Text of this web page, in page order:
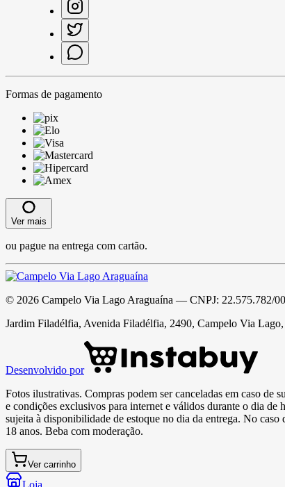
Formas de pagamento
Ver mais
ou pague na entrega com cartão.
© 2026 Campelo Via Lago Araguaína — CNPJ: 22.575.782/
Jardim Filadélfia, Avenida Filadélfia, 2490, Campelo Via
Desenvolvido por
Fotos ilustrativas. Compras podem ser canceladas em caso de
e condições exclusivos para internet e válidos durante o dia
sujeita à disponibilidade de estoque no dia da entrega. No
18 anos. Beba com moderação.
Ver carrinho
Loja